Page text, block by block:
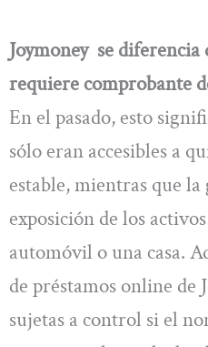
Joymoney se diferencia
requiere comprobante
En el pasado, esto
sólo eran accesibles a
estable, mientras que
exposición de los
automóvil o una casa.
de préstamos online de
sujetas a control si el